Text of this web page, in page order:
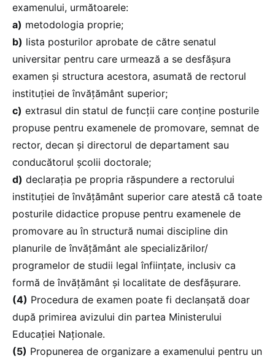
examenului, următoarele:
a) metodologia proprie;
b) lista posturilor aprobate de către senatul
universitar pentru care urmează a se desfășura
examen și structura acestora, asumată de rectorul
instituției de învățământ superior;
c) extrasul din statul de funcții care conține posturile
propuse pentru examenele de promovare, semnat de
rector, decan și directorul de departament sau
conducătorul școlii doctorale;
d) declarația pe propria răspundere a rectorului
instituției de învățământ superior care atestă că toate
posturile didactice propuse pentru examenele de
promovare au în structură numai discipline din
planurile de învățământ ale specializărilor/
programelor de studii legal înființate, inclusiv ca
formă de învățământ și localitate de desfășurare.
(4) Procedura de examen poate fi declanșată doar
după primirea avizului din partea Ministerului
Educației Naționale.
(5) Propunerea de organizare a examenului pentru un